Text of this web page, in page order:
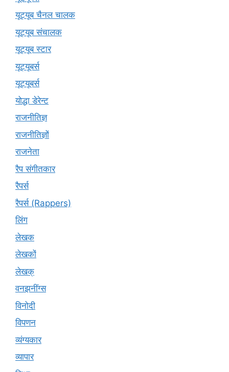
यूट्यूब चैनल चालक
यूट्यूब संचालक
यूट्यूब स्टार
यूट्यूबर्स
यूट्‍यूबर्स
योद्धा डेरेन्ट
राजनीतिज्ञ
राजनीतिज्ञों
राजनेता
रैप संगीतकार
रैपर्स
रैपर्स (Rappers)
लिंग
लेखक
लेखकों
लेखक्
वनझनींग्स
विनोदी
विपणन
व्यंग्यकार
व्यापार